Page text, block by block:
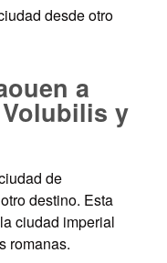
desde otro
a
y
de
destino. Esta
ciudad imperial
romanas.